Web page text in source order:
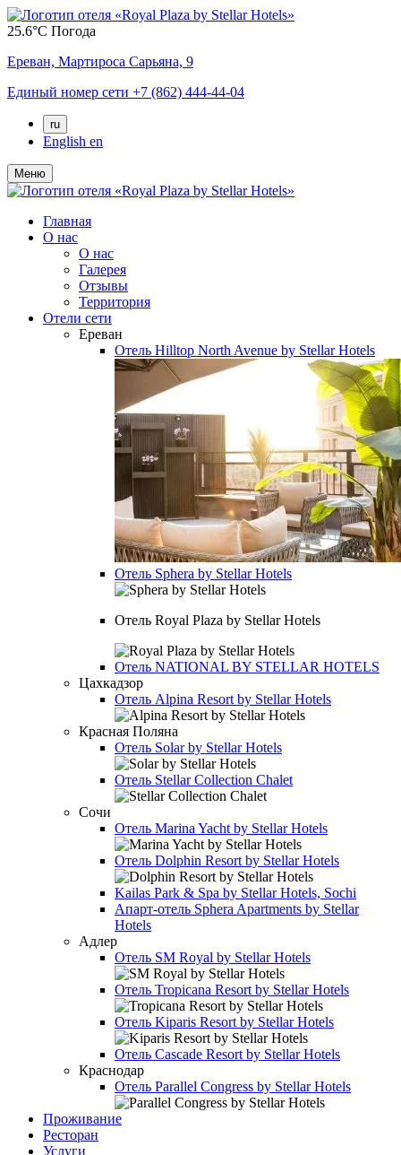
25.6°C Погода
Ереван, Мартироса Сарьяна, 9
Единый номер сети +7 (862) 444-44-04
ru
English en
Меню
Главная
О нас
О нас
Галерея
Отзывы
Территория
Отели сети
Ереван
Отель Hilltop North Avenue by Stellar Hotels
Отель Sphera by Stellar Hotels
Отель Royal Plaza by Stellar Hotels
Отель NATIONAL BY STELLAR HOTELS
Цахкадзор
Отель Alpina Resort by Stellar Hotels
Красная Поляна
Отель Solar by Stellar Hotels
Отель Stellar Collection Chalet
Сочи
Отель Marina Yacht by Stellar Hotels
Отель Dolphin Resort by Stellar Hotels
Kailas Park & Spa by Stellar Hotels, Sochi
Апарт-отель Sphera Apartments by Stellar
Hotels
Адлер
Отель SM Royal by Stellar Hotels
Отель Tropicana Resort by Stellar Hotels
Отель Kiparis Resort by Stellar Hotels
Отель Cascade Resort by Stellar Hotels
Краснодар
Отель Parallel Congress by Stellar Hotels
Проживание
Ресторан
Услуги